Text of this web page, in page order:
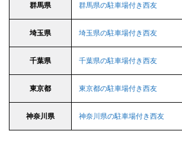
群馬県 群馬県の駐車場付き西友
埼玉県 埼玉県の駐車場付き西友
千葉県 千葉県の駐車場付き西友
東京都 東京都の駐車場付き西友
神奈川県 神奈川県の駐車場付き西友